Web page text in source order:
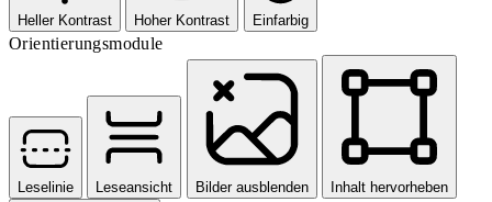
Heller Kontrast Hoher Kontrast Einfarbig
Orientierungsmodule
Leselinie Leseansicht Bilder ausblenden Inhalt hervorheben